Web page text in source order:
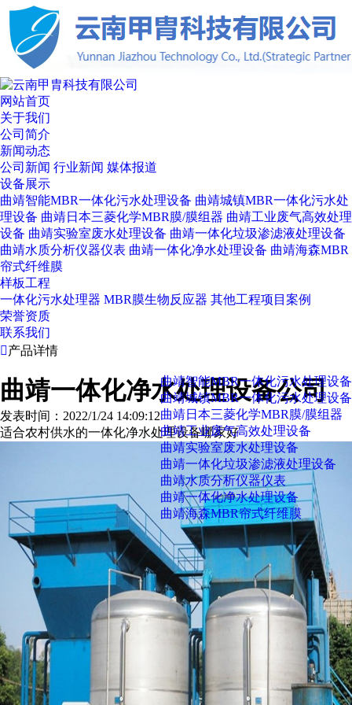
网站首页
关于我们
公司简介
新闻动态
公司新闻 行业新闻 媒体报道
设备展示
曲靖智能MBR一体化污水处理设备 曲靖城镇MBR一体化污水处
理设备 曲靖日本三菱化学MBR膜/膜组器 曲靖工业废气高效处理
设备 曲靖实验室废水处理设备 曲靖一体化垃圾渗滤液处理设备
曲靖水质分析仪器仪表 曲靖一体化净水处理设备 曲靖海森MBR
帘式纤维膜
样板工程
一体化污水处理器 MBR膜生物反应器 其他工程项目案例
荣誉资质
联系我们
产品详情
曲靖智能MBR一体化污水处理设备
曲靖城镇MBR一体化污水处理设备
曲靖日本三菱化学MBR膜/膜组器
曲靖工业废气高效处理设备
曲靖实验室废水处理设备
曲靖一体化垃圾渗滤液处理设备
曲靖水质分析仪器仪表
曲靖一体化净水处理设备
曲靖海森MBR帘式纤维膜
曲靖一体化净水处理设备公司
发表时间：2022/1/24 14:09:12
适合农村供水的一体化净水处理设备哪家好